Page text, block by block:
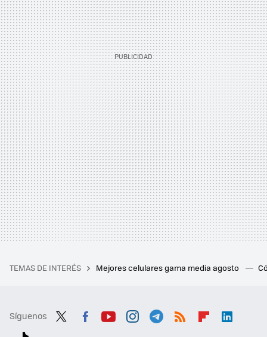
TEMAS DE INTERÉS Mejores celulares gama media agosto
Síguenos